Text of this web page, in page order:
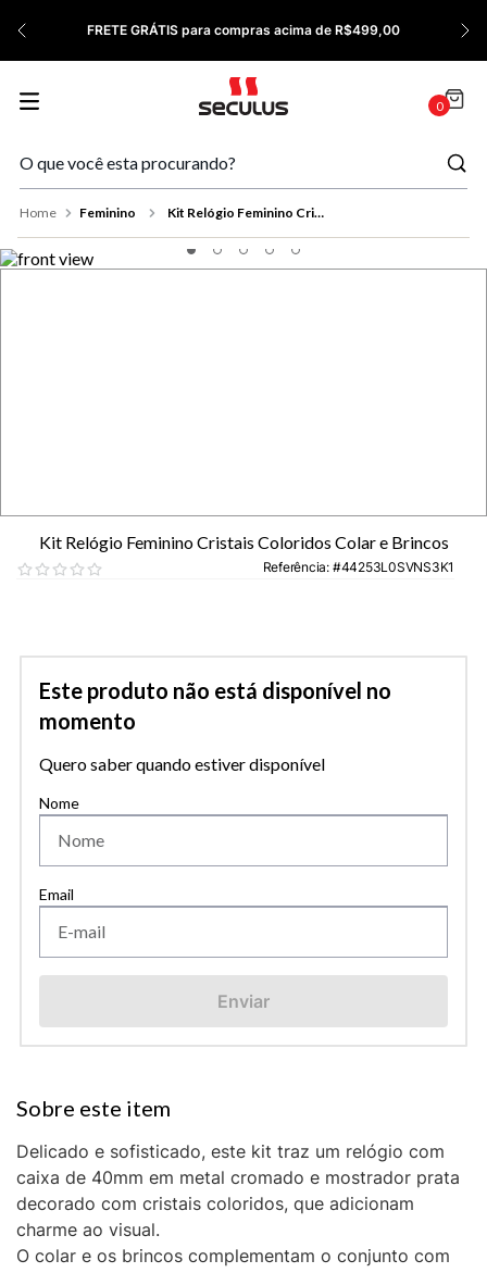
FRETE GRÁTIS para compras acima de R$499,00
0
Feminino Kit Relógio Feminino Cristais Coloridos Colar e Brincos
Kit Relógio Feminino Cristais Coloridos Colar e Brincos
Referência: 44253L0SVNS3K1
Este produto não está disponível no
momento
Quero saber quando estiver disponível
Enviar
Delicado e sofisticado, este kit traz um relógio com
caixa de 40mm em metal cromado e mostrador prata
decorado com cristais coloridos, que adicionam
charme ao visual.
O colar e os brincos complementam o conjunto com
9º